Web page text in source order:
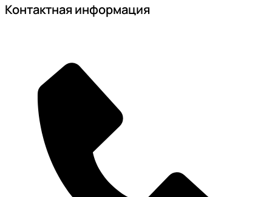
Контактная информация